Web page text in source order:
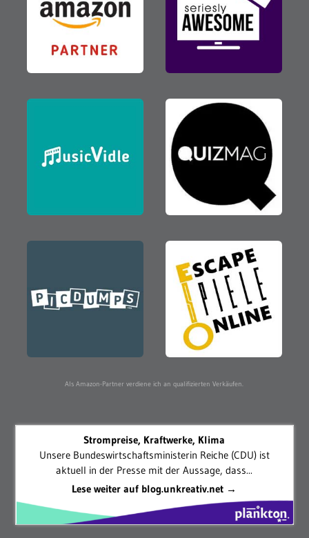
Als Amazon-Partner verdiene ich an qualifizierten Verkäufen.
Strompreise, Kraftwerke, Klima
Unsere Bundeswirtschaftsministerin Reiche (CDU) ist
aktuell in der Presse mit der Aussage, dass...
Lese weiter auf blog.unkreativ.net →